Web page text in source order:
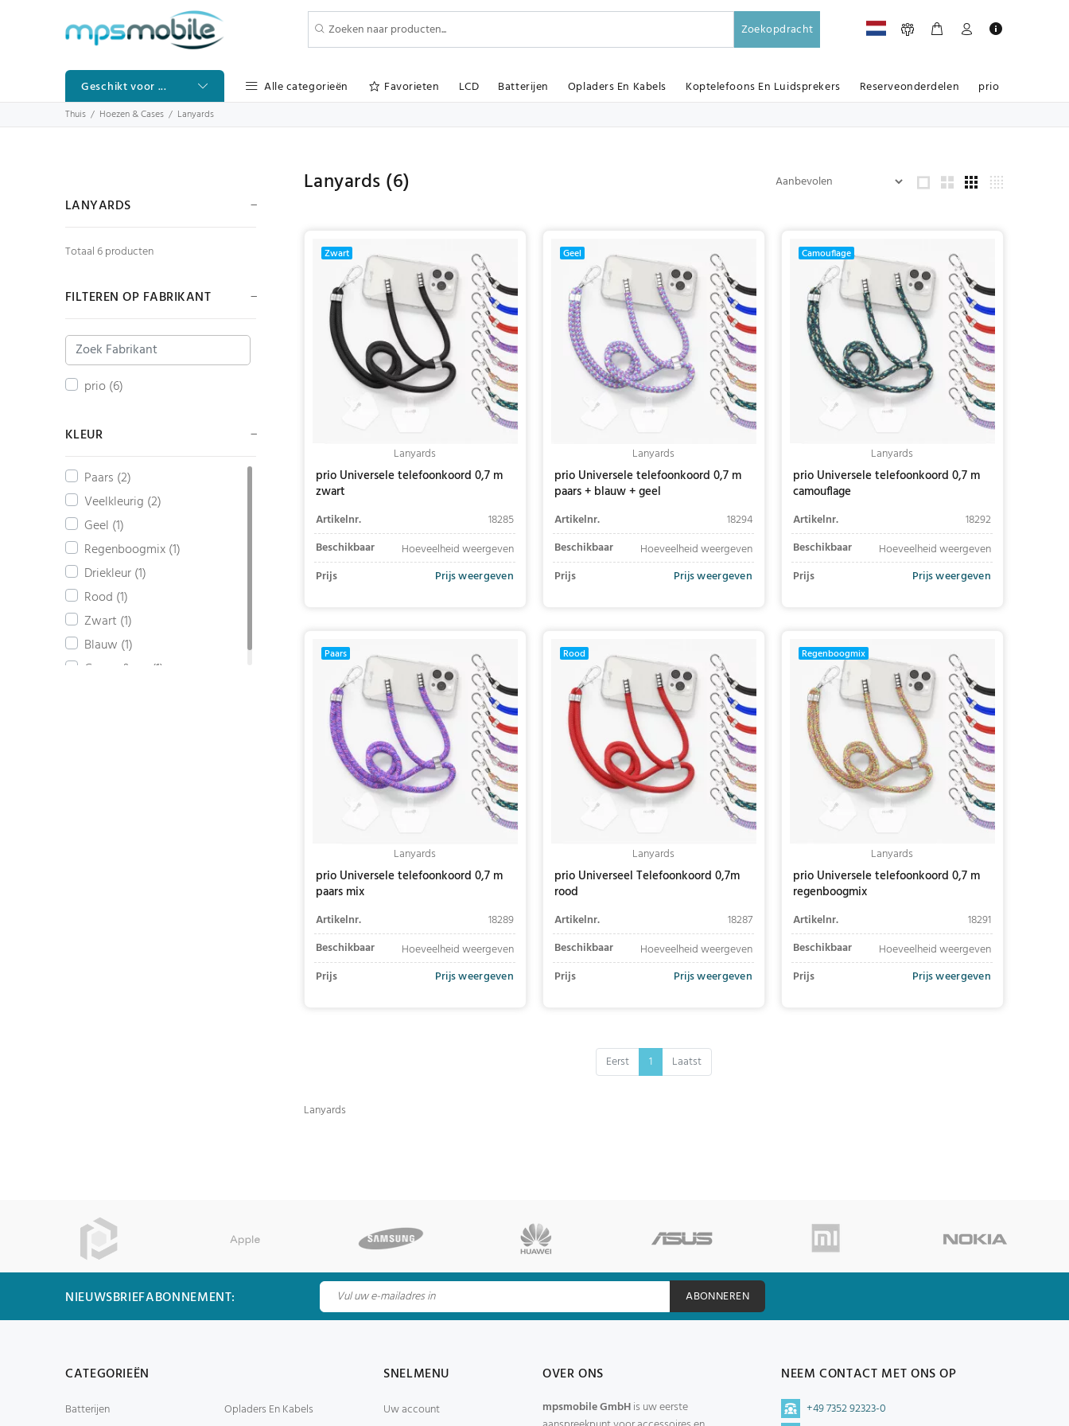
Zoekopdracht
Geschikt voor ... Alle categorieën Favorieten LCD Batterijen Opladers En Kabels Koptelefoons En Luidsprekers Reserveonderdelen prio
Thuis Hoezen & Cases Lanyards
LANYARDS
Totaal 6 producten
FILTEREN OP FABRIKANT
prio (6)
KLEUR
Paars (2)
Veelkleurig (2)
Geel (1)
Regenboogmix (1)
Driekleur (1)
Rood (1)
Zwart (1)
Blauw (1)
Camouflage (1)
Lanyards (6)
Zwart
Lanyards
prio Universele telefoonkoord 0,7 m
zwart
Artikelnr.
18285
Beschikbaar
Hoeveelheid weergeven
Prijs
Prijs weergeven
Geel
Lanyards
prio Universele telefoonkoord 0,7 m
paars + blauw + geel
Artikelnr.
18294
Beschikbaar
Hoeveelheid weergeven
Prijs
Prijs weergeven
Camouflage
Lanyards
prio Universele telefoonkoord 0,7 m
camouflage
Artikelnr.
18292
Beschikbaar
Hoeveelheid weergeven
Prijs
Prijs weergeven
Paars
Lanyards
prio Universele telefoonkoord 0,7 m
paars mix
Artikelnr.
18289
Beschikbaar
Hoeveelheid weergeven
Prijs
Prijs weergeven
Rood
Lanyards
prio Universeel Telefoonkoord 0,7m
rood
Artikelnr.
18287
Beschikbaar
Hoeveelheid weergeven
Prijs
Prijs weergeven
Regenboogmix
Lanyards
prio Universele telefoonkoord 0,7 m
regenboogmix
Artikelnr.
18291
Beschikbaar
Hoeveelheid weergeven
Prijs
Prijs weergeven
Eerst
1 Laatst
Lanyards
NIEUWSBRIEFABONNEMENT: ABONNEREN
CATEGORIEËN
Batterijen
Opladers En Kabels
SNELMENU
Uw account
OVER ONS
mpsmobile GmbHis uw eerste
NEEM CONTACT MET ONS OP
+49 7352 92323-0